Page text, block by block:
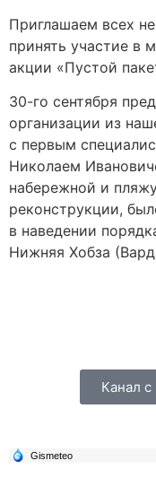
Приглашаем всех
принять участие в
акции «Пустой
30-го сентября
организации из
с первым
Николаем
набережной и
реконструкции,
в наведении
Нижняя Хобза
Канал